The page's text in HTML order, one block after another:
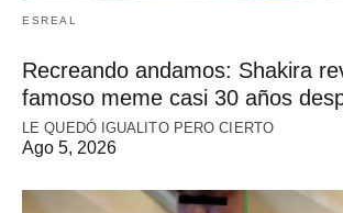
ESREAL
Recreando andamos: Shakira
famoso meme casi 30 años
LE QUEDÓ IGUALITO PERO CIERTO
Ago 5, 2026